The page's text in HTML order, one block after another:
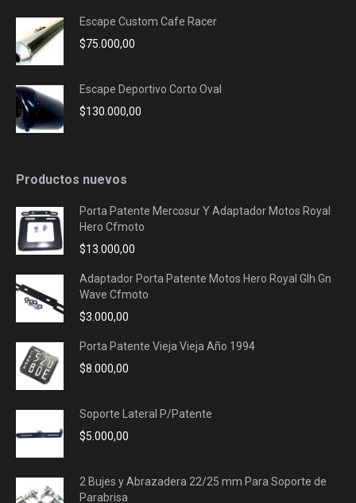
Escape Custom Cafe Racer
$75.000,00
Escape Deportivo Corto Oval
$130.000,00
Productos nuevos
Porta Patente Mercosur Y Adaptador Motos Royal
Hero Cfmoto
$13.000,00
Adaptador Porta Patente Motos Hero Royal Glh Gn
Wave Cfmoto
$3.000,00
Porta Patente Vieja Vieja Año 1994
$8.000,00
Soporte Lateral P/Patente
$5.000,00
2 Bujes y Abrazadera 22/25 mm Para Soporte de
Parabrisa